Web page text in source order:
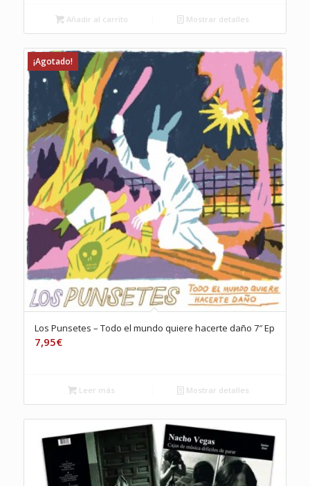
Añadir al carrito Mostrar detalles
¡Agotado!
Los Punsetes – Todo el mundo quiere hacerte daño 7″ Ep
7,95€
Leer más Mostrar detalles